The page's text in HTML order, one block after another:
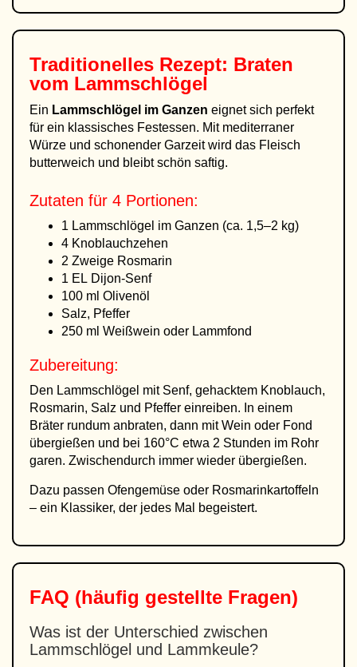
Traditionelles Rezept: Braten
vom Lammschlögel
Ein Lammschlögel im Ganzen eignet sich perfekt
für ein klassisches Festessen. Mit mediterraner
Würze und schonender Garzeit wird das Fleisch
butterweich und bleibt schön saftig.
Zutaten für 4 Portionen:
1 Lammschlögel im Ganzen (ca. 1,5–2 kg)
4 Knoblauchzehen
2 Zweige Rosmarin
1 EL Dijon-Senf
100 ml Olivenöl
Salz, Pfeffer
250 ml Weißwein oder Lammfond
Zubereitung:
Den Lammschlögel mit Senf, gehacktem Knoblauch,
Rosmarin, Salz und Pfeffer einreiben. In einem
Bräter rundum anbraten, dann mit Wein oder Fond
übergießen und bei 160°C etwa 2 Stunden im Rohr
garen. Zwischendurch immer wieder übergießen.
Dazu passen Ofengemüse oder Rosmarinkartoffeln
– ein Klassiker, der jedes Mal begeistert.
FAQ (häufig gestellte Fragen)
Was ist der Unterschied zwischen
Lammschlögel und Lammkeule?